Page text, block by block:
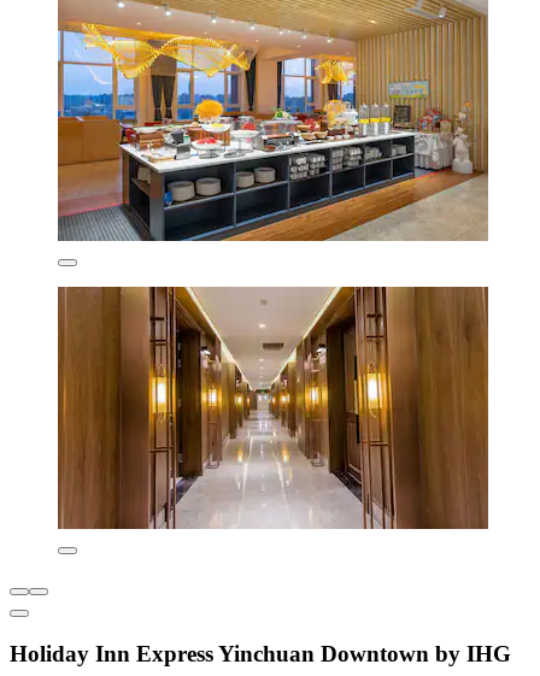
Holiday Inn Express Yinchuan Downtown by IHG